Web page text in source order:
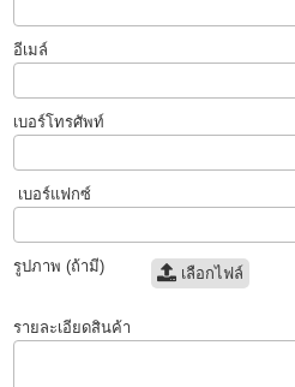
อีเมล์
เบอร์โทรศัพท์
เบอร์แฟกซ์
รูปภาพ (ถ้ามี) เลือกไฟล์
รายละเอียดสินค้า